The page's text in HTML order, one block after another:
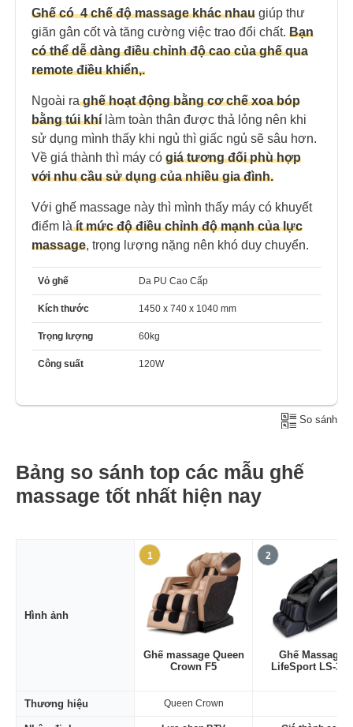
Ghế có 4 chế độ massage khác nhau giúp thư
giãn gân cốt và tăng cường việc trao đổi chất. Bạn
có thể dễ dàng điều chỉnh độ cao của ghế qua
remote điều khiển,.
Ngoài raghế hoạt động bằng cơ chế xoa bóp
bằng túi khí làm toàn thân được thả lỏng nên khi
sử dụng mình thấy khi ngủ thì giấc ngủ sẽ sâu hơn.
Về giá thành thì máy có giá tương đối phù hợp
với nhu cầu sử dụng của nhiều gia đình.
Với ghế massage này thì mình thấy máy có khuyết
điểm làít mức độ điều chỉnh độ mạnh của lực
massage, trọng lượng nặng nên khó duy chuyển.
Vỏ ghế Da PU Cao Cấp
Kích thước 1450 x 740 x 1040 mm
Trọng lượng 60kg
Công suất 120W
So sánh
Bảng so sánh top các mẫu ghế
massage tốt nhất hiện nay
Hình ảnh
1
Ghế massage Queen
Crown F5
2
Ghế Massage
LifeSport LS-300
Thương hiệu Queen Crown